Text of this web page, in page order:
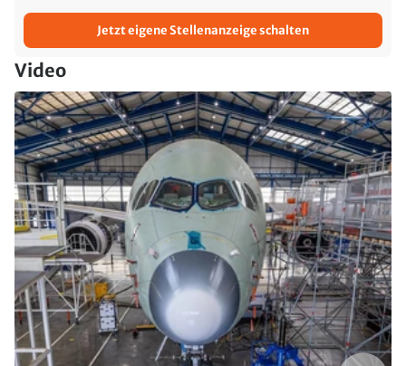
Jetzt eigene Stellenanzeige schalten
Video